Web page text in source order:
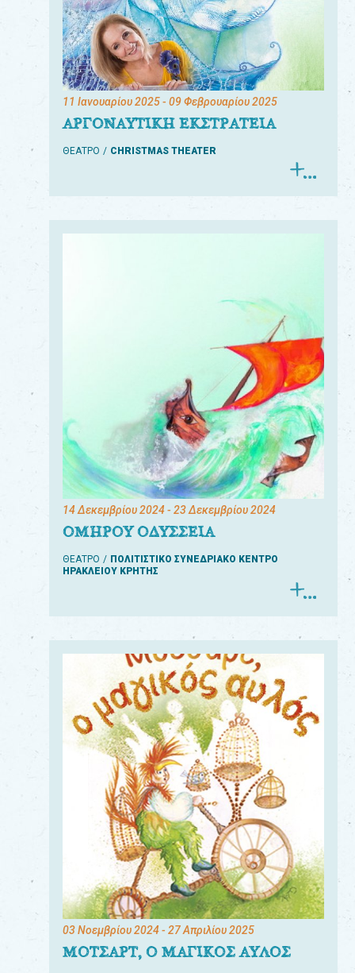
11 Ιανουαρίου 2025- 09 Φεβρουαρίου 2025
ΑΡΓΟΝΑΥΤΙΚΗ ΕΚΣΤΡΑΤΕΙΑ
ΘΕΑΤΡΟ CHRISTMAS THEATER
14 Δεκεμβρίου 2024- 23 Δεκεμβρίου 2024
ΟΜΗΡΟΥ ΟΔΥΣΣΕΙΑ
ΘΕΑΤΡΟ
ΠΟΛΙΤΙΣΤΙΚΟ ΣΥΝΕΔΡΙΑΚΟ ΚΕΝΤΡΟ
ΗΡΑΚΛΕΙΟΥ ΚΡΗΤΗΣ
03 Νοεμβρίου 2024- 27 Απριλίου 2025
ΜΟΤΣΑΡΤ, Ο ΜΑΓΙΚΟΣ ΑΥΛΟΣ